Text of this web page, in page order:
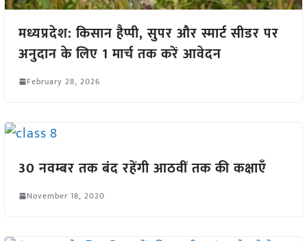
मध्यप्रदेश: किसान हैप्पी, सुपर और स्मार्ट सीडर पर
अनुदान के लिए 1 मार्च तक करें आवेदन
February 28, 2026
30 नवम्बर तक बंद रहेंगी आठवीं तक की कक्षाएँ
November 18, 2020